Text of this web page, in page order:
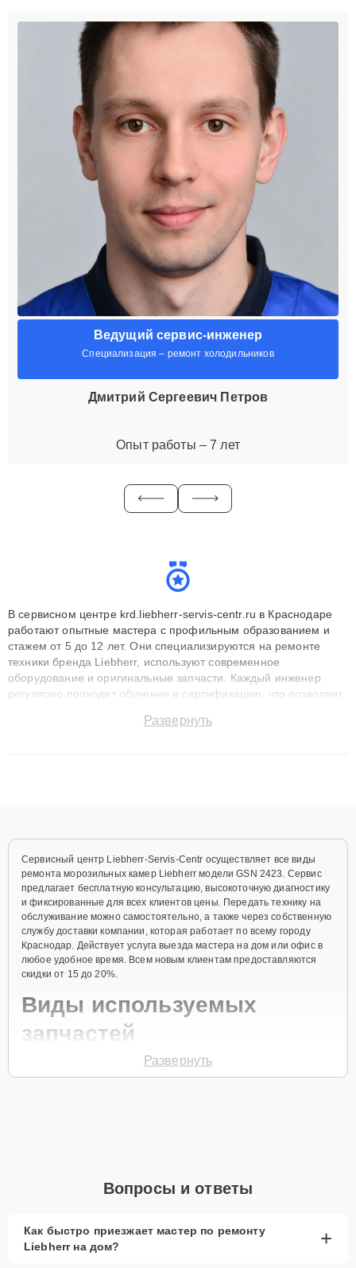
Ведущий сервис-инженер
Специализация – ремонт холодильников
Дмитрий Сергеевич Петров
Опыт работы – 7 лет
В сервисном центре krd.liebherr-servis-centr.ru в Краснодаре
работают опытные мастера с профильным образованием и
стажем от 5 до 12 лет. Они специализируются на ремонте
техники бренда Liebherr, используют современное
оборудование и оригинальные запчасти. Каждый инженер
регулярно проходит обучение и сертификацию, что позволяет
технику с сохранением гарантии до 3 лет. Наши мастера
Развернуть
Сервисный центр Liebherr-Servis-Centr осуществляет все виды
ремонта морозильных камер Liebherr модели GSN 2423. Сервис
предлагает бесплатную консультацию, высокоточную диагностику
и фиксированные для всех клиентов цены. Передать технику на
обслуживание можно самостоятельно, а также через собственную
службу доставки компании, которая работает по всему городу
Краснодар. Действует услуга выезда мастера на дом или офис в
любое удобное время. Всем новым клиентам предоставляются
скидки от 15 до 20%.
Виды используемых
запчастей
Для ремонта морозильной камеры модели GSN 2423
активное использование устройства дольше
запчастей.
При наличии планов в скором времени заменить
Развернуть
Вопросы и ответы
Как быстро приезжает мастер по ремонту
Liebherr на дом?
+